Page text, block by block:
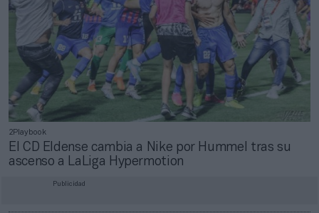
2Playbook
El CD Eldense cambia a Nike por Hummel tras su
ascenso a LaLiga Hypermotion
Publicidad